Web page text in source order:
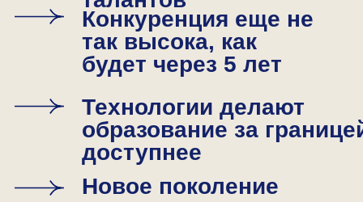
Код успеха 2030: какие
навыки сделают вас
незаменимыми через 5 лет
Основатель JetMinds, эксперт
с опытом 6+ лет в поступлении,
окончил Галле-Виттенбергский
Ксения Берлева